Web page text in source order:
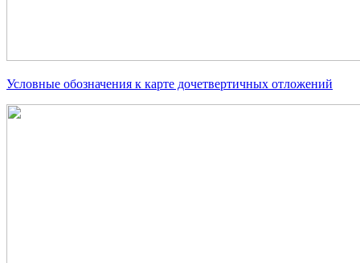
Условные обозначения к карте дочетвертичных отложений